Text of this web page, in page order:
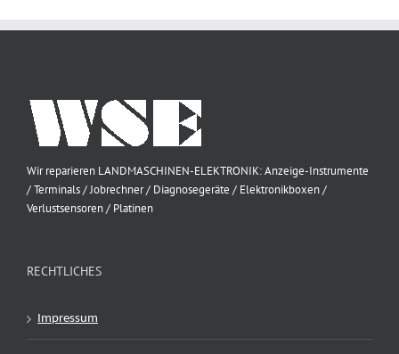
Wir reparieren LANDMASCHINEN-ELEKTRONIK: Anzeige-Instrumente
/ Terminals / Jobrechner / Diagnosegeräte / Elektronikboxen /
Verlustsensoren / Platinen
RECHTLICHES
Impressum